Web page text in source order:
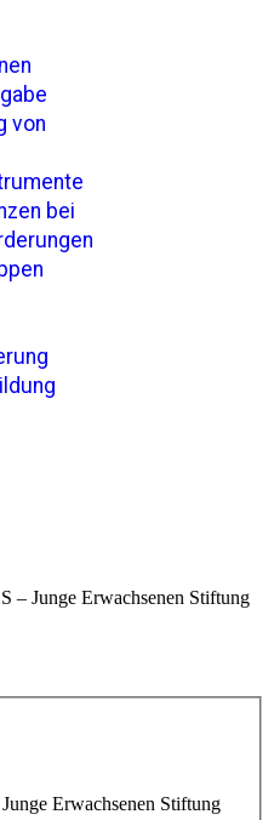
von
bei
– Junge Erwachsenen Stiftung
Erwachsenen Stiftung